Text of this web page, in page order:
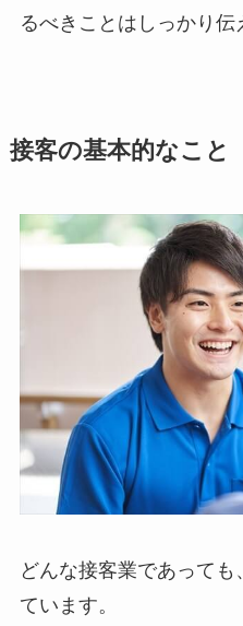
るべきことはしっかり伝
接客の基本的なこと
どんな接客業であって
ています。